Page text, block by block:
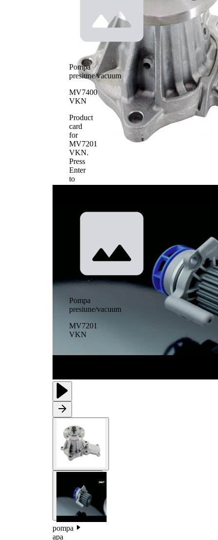
pompa
apa
Tip constructiv
pompa apa
pentru
actioanre
curea
transmizie
cu
caneluri
Material roata
pale - pompa
metal
Pompa
presiune/vacuum
MV7400
VKN
Product
card
for
MV7201
VKN.
Press
Enter
to
view
Pompa
presiune/vacuum
MV7201
VKN